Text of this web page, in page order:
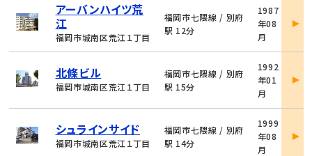
アーバンハイツ荒
江
福岡市城南区荒江１丁目
福岡市七隈線 / 別府
駅 12分
1987
年08
月
詳
北條ビル
福岡市城南区荒江１丁目
福岡市七隈線 / 別府
駅 15分
1992
年01
月
詳
シュラインサイド
福岡市城南区荒江１丁目
福岡市七隈線 / 別府
駅 14分
1999
年08
月
詳